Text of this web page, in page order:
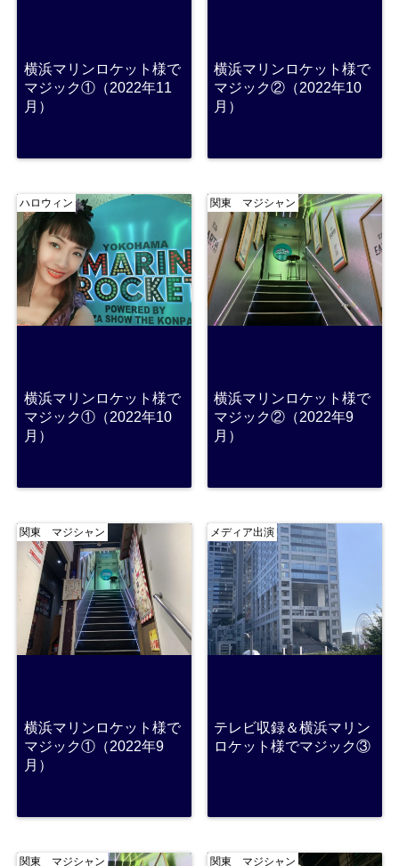
横浜マリンロケット様で
マジック①（2022年11
月）
横浜マリンロケット様で
マジック②（2022年10
月）
ハロウィン
横浜マリンロケット様で
マジック①（2022年10
月）
関東 マジシャン
横浜マリンロケット様で
マジック②（2022年9
月）
関東 マジシャン
横浜マリンロケット様で
マジック①（2022年9
月）
メディア出演
テレビ収録＆横浜マリン
ロケット様でマジック③
関東 マジシャン 関東 マジシャン